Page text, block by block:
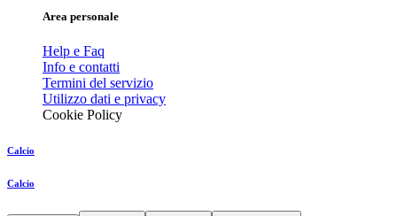
Area personale
Help e Faq
Info e contatti
Termini del servizio
Utilizzo dati e privacy
Cookie Policy
Calcio
Calcio